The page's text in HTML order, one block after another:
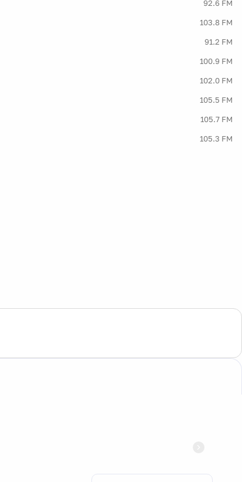
92.6 FM
103.8 FM
91.2 FM
100.9 FM
102.0 FM
105.5 FM
105.7 FM
105.3 FM